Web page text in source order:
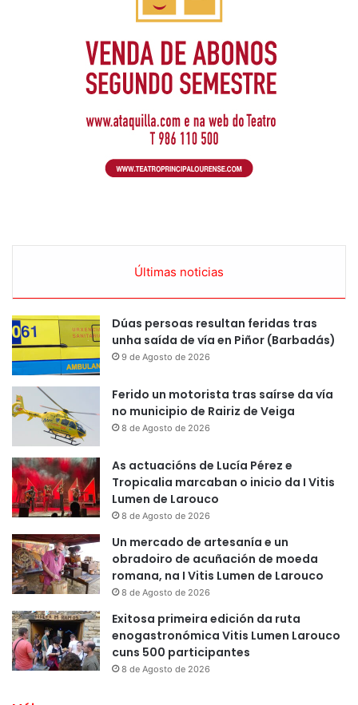
Últimas noticias
Dúas persoas resultan feridas tras
unha saída de vía en Piñor (Barbadás)
9 de Agosto de 2026
Ferido un motorista tras saírse da vía
no municipio de Rairiz de Veiga
8 de Agosto de 2026
As actuacións de Lucía Pérez e
Tropicalia marcaban o inicio da I Vitis
Lumen de Larouco
8 de Agosto de 2026
Un mercado de artesanía e un
obradoiro de acuñación de moeda
romana, na I Vitis Lumen de Larouco
8 de Agosto de 2026
Exitosa primeira edición da ruta
enogastronómica Vitis Lumen Larouco
cuns 500 participantes
8 de Agosto de 2026